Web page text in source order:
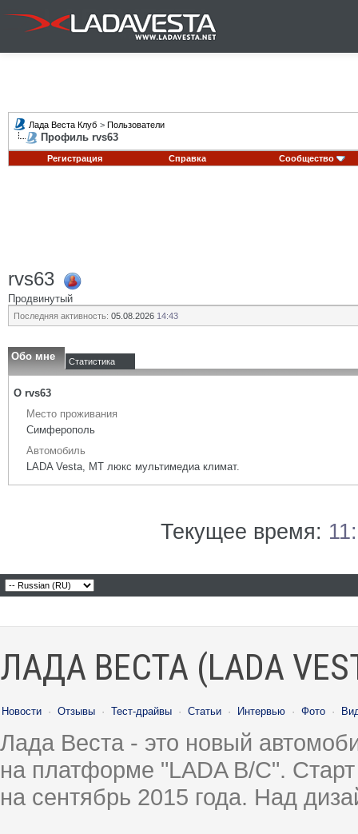
Лада Веста Клуб > Пользователи
Профиль rvs63
Регистрация Справка Сообщество
rvs63
Продвинутый
Последняя активность: 05.08.2026 14:43
Обо мне Статистика
О rvs63
Место проживания
Симферополь
Автомобиль
LADA Vesta, МТ люкс мультимедиа климат.
Текущее время:
ЛАДА ВЕСТА (LADA
Новости · Отзывы · Тест-драйвы · Статьи · Интервью · Фото ·
Лада Веста - это новый
на платформе "LADA B/C".
на сентябрь 2015 года. Над